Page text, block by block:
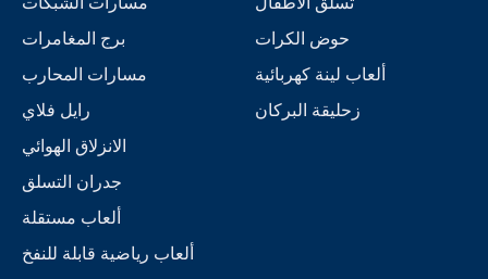
برج المغامرات
مسارات المحارب
رايل فلاي
الانزلاق الهوائي
جدران التسلق
ألعاب مستقلة
ألعاب رياضية قابلة للنفخ
حوض الكرات
ألعاب لينة كهربائية
زحليقة البركان